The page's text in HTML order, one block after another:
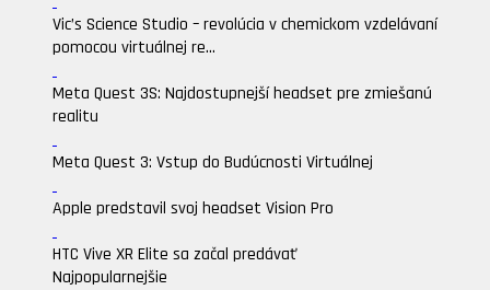
Vic’s Science Studio – revolúcia v chemickom vzdelávaní
pomocou virtuálnej re...
Meta Quest 3S: Najdostupnejší headset pre zmiešanú
realitu
Meta Quest 3: Vstup do Budúcnosti Virtuálnej
Apple predstavil svoj headset Vision Pro
HTC Vive XR Elite sa začal predávať
Najpopularnejšie